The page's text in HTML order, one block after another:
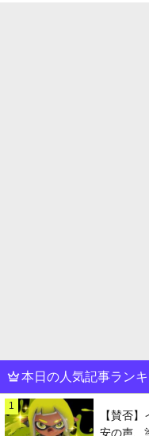
本日の人気記事ラン
1
【賛否
安の声、